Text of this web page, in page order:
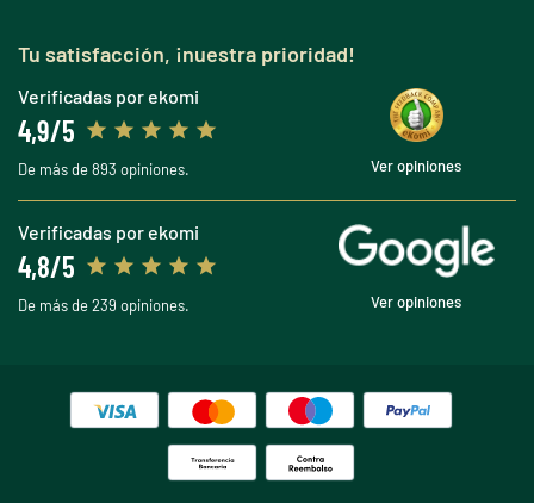
Tu satisfacción, ¡nuestra prioridad!
Verificadas por ekomi
4,9/5
De más de 893 opiniones. Ver opiniones
Verificadas por ekomi
4,8/5
De más de 239 opiniones. Ver opiniones